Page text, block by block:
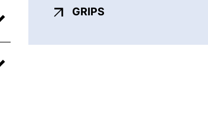
GRIPS(externer Link,